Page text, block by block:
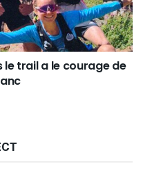
le trail a le courage de